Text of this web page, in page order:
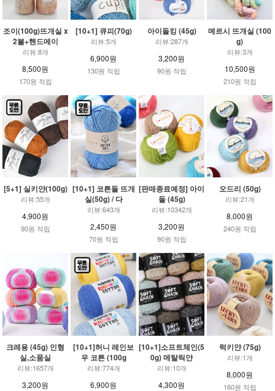
조이(100g)뜨개실 x
2볼+핸드메이
리뷰:8개
8,500원
170원 적립
[10+1] 큐피(70g)
리뷰:5개
6,900원
130원 적립
아이돌킹 (45g)
리뷰:287개
3,200원
90원 적립
메르시 뜨개실 (100
g)
리뷰:3개
10,500원
210원 적립
[5+1] 실키얀(100g)
리뷰:55개
4,900원
90원 적립
[10+1] 코튼돌 뜨개
실(50g) / 다
리뷰:643개
2,450원
70원 적립
[판매종료예정] 아이
돌 (45g)
리뷰:10342개
3,200원
90원 적립
오드리 (50g)
리뷰:21개
8,000원
240원 적립
크레용 (45g) 인형
실,소품실
리뷰:1657개
3,200원
[10+1]허니 레인보
우 코튼 (100g
리뷰:774개
6,900원
[10+1]소프트체인(5
0g) 메탈릭얀
리뷰:10개
4,300원
럭키얀 (75g)
리뷰:1개
8,000원
160원 적립